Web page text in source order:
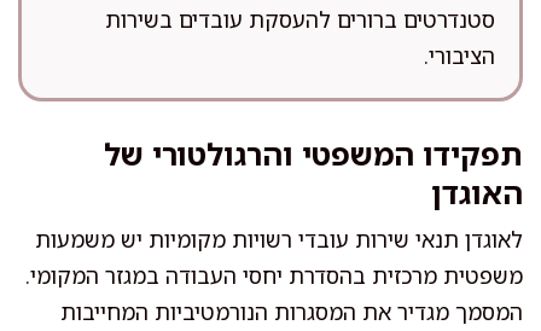
סטנדרטים ברורים להעסקת עובדים בשירות
הציבורי.
תפקידו המשפטי והרגולטורי של
האוגדן
לאוגדן תנאי שירות עובדי רשויות מקומיות יש משמעות
משפטית מרכזית בהסדרת יחסי העבודה במגזר המקומי.
המסמך מגדיר את המסגרות הנורמטיביות המחייבות